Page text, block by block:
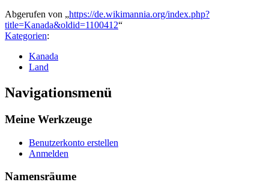
Abgerufen von „https://de.wikimannia.org/index.php?
title=Kanada&oldid=1100412“
Kategorien:
Kanada
Land
Navigationsmenü
Meine Werkzeuge
Benutzerkonto erstellen
Anmelden
Namensräume